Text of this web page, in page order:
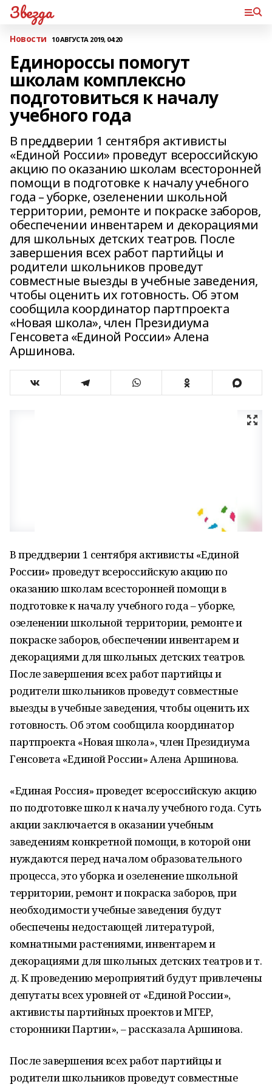
Звезда
Новости 10 АВГУСТА 2019, 04:20
Единороссы помогут
школам комплексно
подготовиться к началу
учебного года
В преддверии 1 сентября активисты
«Единой России» проведут всероссийскую
акцию по оказанию школам всесторонней
помощи в подготовке к началу учебного
года – уборке, озеленении школьной
территории, ремонте и покраске заборов,
обеспечении инвентарем и декорациями
для школьных детских театров. После
завершения всех работ партийцы и
родители школьников проведут
совместные выезды в учебные заведения,
чтобы оценить их готовность. Об этом
сообщила координатор партпроекта
«Новая школа», член Президиума
Генсовета «Единой России» Алена
Аршинова.
В преддверии 1 сентября активисты «Единой
России» проведут всероссийскую акцию по
оказанию школам всесторонней помощи в
подготовке к началу учебного года – уборке,
озеленении школьной территории, ремонте и
покраске заборов, обеспечении инвентарем и
декорациями для школьных детских театров.
После завершения всех работ партийцы и
родители школьников проведут совместные
выезды в учебные заведения, чтобы оценить их
готовность. Об этом сообщила координатор
партпроекта «Новая школа», член Президиума
Генсовета «Единой России» Алена Аршинова.
«Единая Россия» проведет всероссийскую акцию
по подготовке школ к началу учебного года. Суть
акции заключается в оказании учебным
заведениям конкретной помощи, в которой они
нуждаются перед началом образовательного
процесса, это уборка и озеленение школьной
территории, ремонт и покраска заборов, при
необходимости учебные заведения будут
обеспечены недостающей литературой,
комнатными растениями, инвентарем и
декорациями для школьных детских театров и т.
д. К проведению мероприятий будут привлечены
депутаты всех уровней от «Единой России»,
активисты партийных проектов и МГЕР,
сторонники Партии», – рассказала Аршинова.
После завершения всех работ партийцы и
родители школьников проведут совместные